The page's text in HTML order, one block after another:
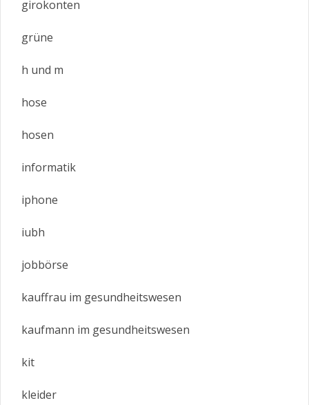
girokonten
grüne
h und m
hose
hosen
informatik
iphone
iubh
jobbörse
kauffrau im gesundheitswesen
kaufmann im gesundheitswesen
kit
kleider